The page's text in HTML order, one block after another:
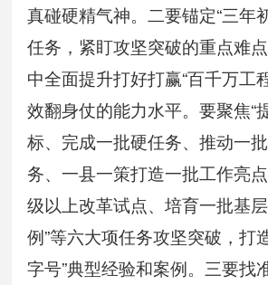
真碰硬精气神。二要锚定“三年
任务，紧盯攻坚突破的重点难
中全面提升打好打赢“百千万工
效翻身仗的能力水平。要聚焦“
标、完成一批硬任务、推动一
务、一县一策打造一批工作亮
级以上改革试点、培育一批基
例”等六大项任务攻坚突破，打
字号”典型经验和案例。三要找